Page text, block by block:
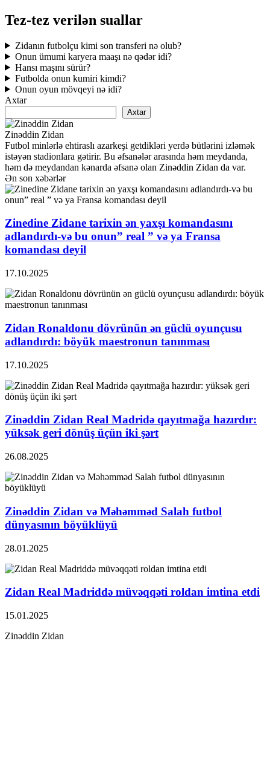
Tez-tez verilən suallar
Zidanın futbolçu kimi son transferi nə olub?
Onun ümumi karyera maaşı nə qədər idi?
Hansı maşını sürür?
Futbolda onun kumiri kimdi?
Onun oyun mövqeyi nə idi?
Axtar
Axtar
Zinəddin Zidan
Futbol minlərlə ehtiraslı azarkeşi getdikləri yerdə bütlərini izləmək
istəyən stadionlara gətirir. Bu əfsanələr arasında həm meydanda,
həm də meydandan kənarda əfsanə olan Zinəddin Zidan da var.
Ən son xəbərlər
Zinedine Zidane tarixin ən yaxşı komandasını
adlandırdı-və bu onun” real ” və ya Fransa
komandası deyil
17.10.2025
Zidan Ronaldonu dövrünün ən güclü oyunçusu
adlandırdı: böyük maestronun tanınması
17.10.2025
Zinəddin Zidan Real Madridə qayıtmağa hazırdır:
yüksək geri dönüş üçün iki şərt
26.08.2025
Zinəddin Zidan və Məhəmməd Salah futbol
dünyasının böyüklüyü
28.01.2025
Zidan Real Madriddə müvəqqəti roldan imtina etdi
15.01.2025
Zinəddin Zidan